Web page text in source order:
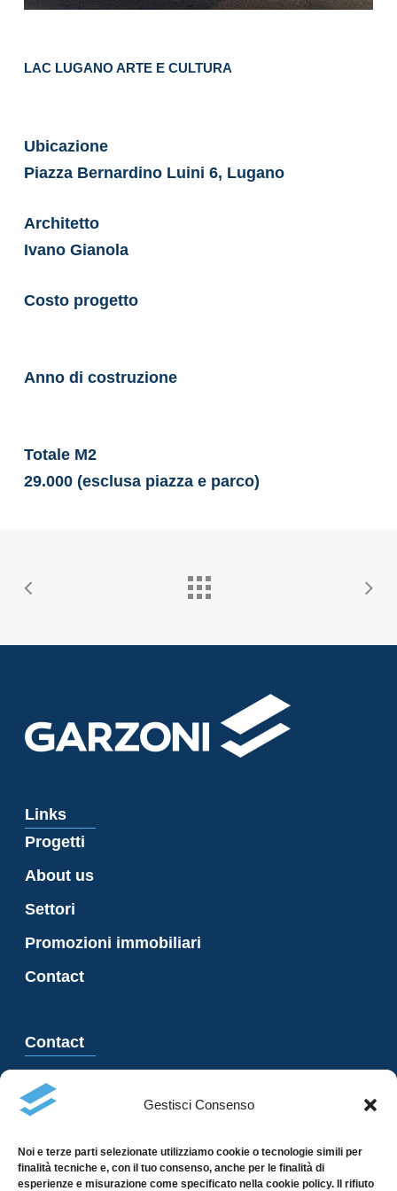
Gestisci Consenso
Noi e terze parti selezionate utilizziamo cookie o tecnologie simili per
finalità tecniche e, con il tuo consenso, anche per le finalità di
esperienze e misurazione come specificato nella cookie policy. Il rifiuto
LAC LUGANO ARTE E CULTURA
Ubicazione
Piazza Bernardino Luini 6, Lugano
Architetto
Ivano Gianola
Costo progetto
Anno di costruzione
Totale M2
29.000 (esclusa piazza e parco)
Links
Progetti
About us
Settori
Promozioni immobiliari
Contact
Contact
Via Besso 23, 6900 Lugano
info@garzoni.com